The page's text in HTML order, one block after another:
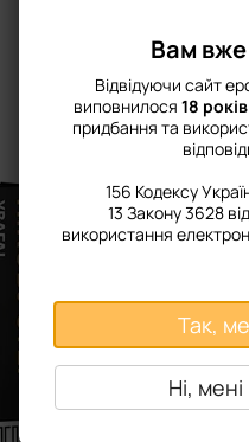
Вам вже
Відвідуючи сайт
виповнилося 18 років
придбання та
156 Кодексу
13 Закону 3628
використання
Так,
Ні,